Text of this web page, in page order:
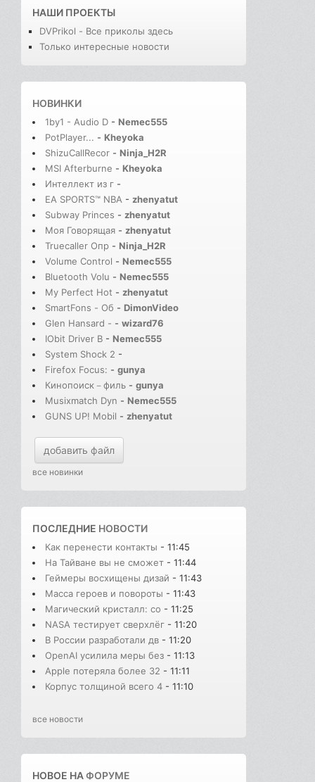
НАШИ ПРОЕКТЫ
DVPrikol - Все приколы здесь
Только интересные новости
НОВИНКИ
1by1 - Audio D - Nemec555
PotPlayer... - Kheyoka
ShizuCallRecor - Ninja_H2R
MSI Afterburne - Kheyoka
Интеллект из г -
EA SPORTS™ NBA - zhenyatut
Subway Princes - zhenyatut
Моя Говорящая - zhenyatut
Truecaller Опр - Ninja_H2R
Volume Control - Nemec555
Bluetooth Volu - Nemec555
My Perfect Hot - zhenyatut
SmartFons - Об - DimonVideo
Glen Hansard - - wizard76
IObit Driver B - Nemec555
System Shock 2 -
Firefox Focus: - gunya
Кинопоиск－филь - gunya
Musixmatch Dyn - Nemec555
GUNS UP! Mobil - zhenyatut
добавить файл
все новинки
ПОСЛЕДНИЕ НОВОСТИ
Как перенести контакты - 11:45
На Тайване вы не сможет - 11:44
Геймеры восхищены дизай - 11:43
Масса героев и повороты - 11:43
Магический кристалл: со - 11:25
NASA тестирует сверхлёг - 11:20
В России разработали дв - 11:20
OpenAI усилила меры без - 11:13
Apple потеряла более 32 - 11:11
Корпус толщиной всего 4 - 11:10
все новости
НОВОЕ НАФОРУМЕ